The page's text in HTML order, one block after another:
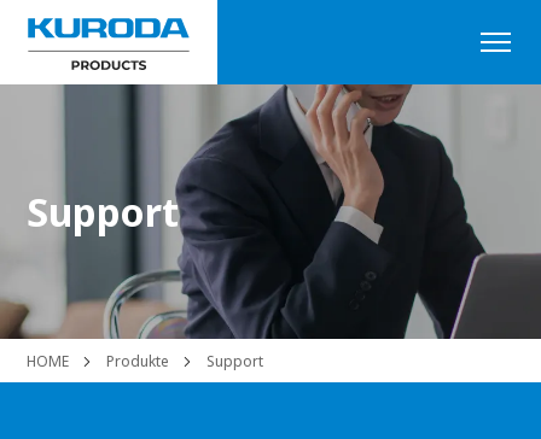
Support
HOME Produkte Support